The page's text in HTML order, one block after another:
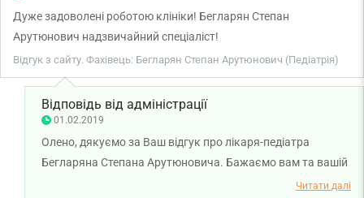
Дуже задоволені роботою клініки! Бегларян Степан
Арутюнович надзвичайний спеціаліст!
Відгук з сайту. Фахівець: Бегларян Степан Арутюнович (Педіатрія)
Відповідь від адміністрації
01.02.2019
Олено, дякуємо за Ваш відгук про лікаря-педіатра
Бегларяна Степана Арутюновича. Бажаємо вам та вашій
Читати далі